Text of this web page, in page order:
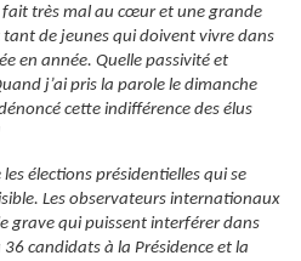
fait très mal au cœur et une grande
de jeunes qui doivent vivre dans
en année. Quelle passivité et
j’ai pris la parole le dimanche
cette indifférence des élus
élections présidentielles qui se
Les observateurs internationaux
grave qui puissent interférer dans
candidats à la Présidence et la